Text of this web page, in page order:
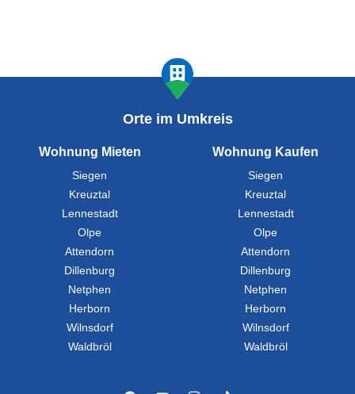
Orte im Umkreis
Wohnung Mieten
Siegen
Kreuztal
Lennestadt
Olpe
Attendorn
Dillenburg
Netphen
Herborn
Wilnsdorf
Waldbröl
Wohnung Kaufen
Siegen
Kreuztal
Lennestadt
Olpe
Attendorn
Dillenburg
Netphen
Herborn
Wilnsdorf
Waldbröl